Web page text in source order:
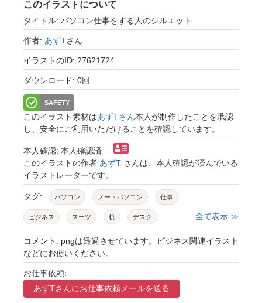
このイラストについて
タイトル: パソコン仕事をする人のシルエット
作者: あずTさん
イラストのID: 27621724
ダウンロード: 0回
SAFETY
このイラスト素材はあずTさん本人が制作したことを承認
し、安全にご利用いただけることを確認しています。
本人確認: 本人確認済
このイラストの作者 あずT さんは、本人確認が済んでいる
イラストレーターです。
タグ: パソコン ノートパソコン 仕事
ビジネス スーツ 机 デスク
チェア 椅子 シルエット 人物 人
人間 男性 男
ビジネスマン
ネクタイ 黒 単色 リアル
全て表示 ≫
コメント: pngは透過させています。ビジネス関連イラスト
などにお使いください。
お仕事依頼:
あずTさんにお仕事依頼メールを送る